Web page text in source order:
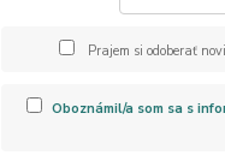
Prajem si odoberať
Oboznámil/a som sa s